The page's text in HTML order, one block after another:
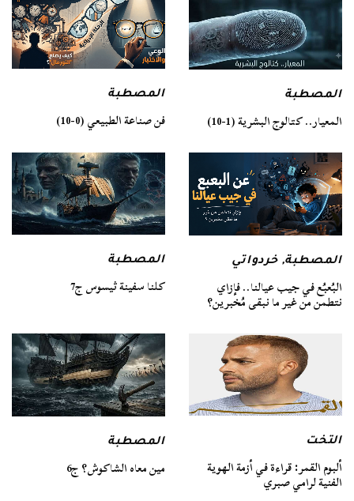
المصطبة
المعيار.. كتالوج البشرية (1-10)
المصطبة
فن صناعة الطبيعي (0-10)
المصطبة,خردواتي
البُعبُع في جيب عيالنا.. فإزاي
نتطمن من غير ما نبقى مُخبرين؟
المصطبة
كلنا سفينة ثيسوس ج7
التخت
ألبوم القمر: قراءة في أزمة الهوية
الفنية لرامي صبري
المصطبة
مين معاه الشاكوش؟ ج6